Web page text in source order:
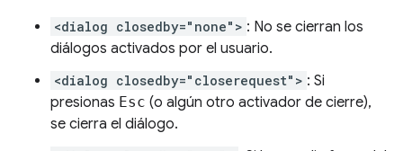
<dialog closedby="none"> : No se cierran los
diálogos activados por el usuario.
<dialog closedby="closerequest"> : Si
presionas Esc (o algún otro activador de cierre),
se cierra el diálogo.